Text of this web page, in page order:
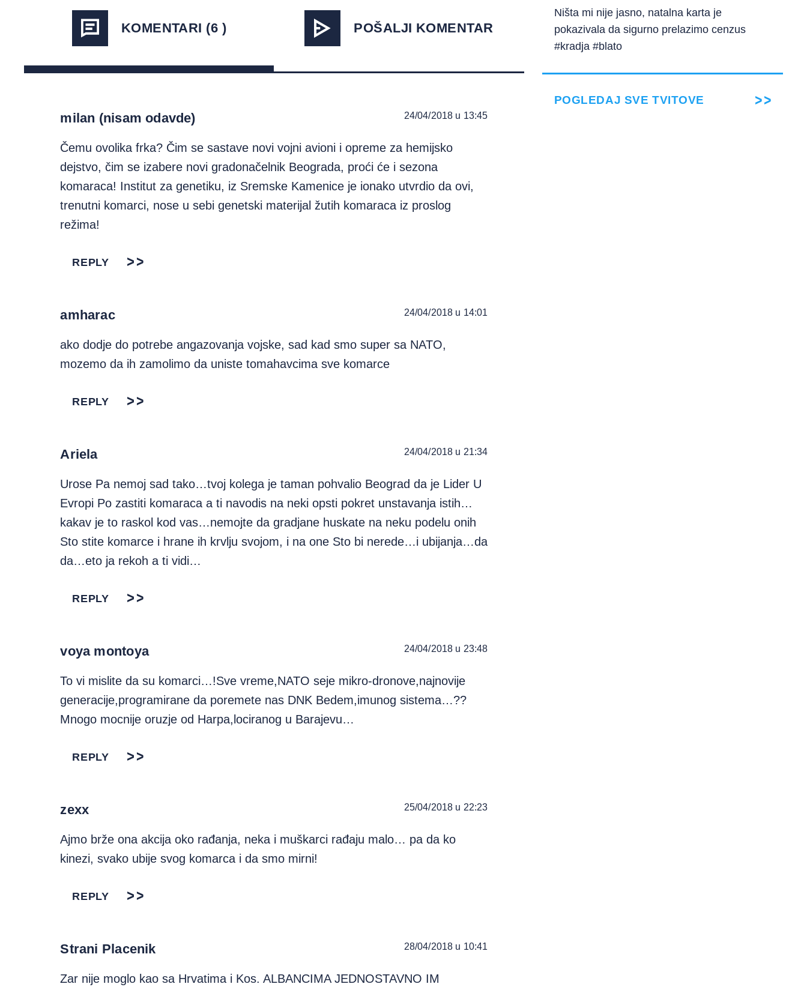
KOMENTARI (6 ) POŠALJI KOMENTAR
milan (nisam odavde) 24/04/2018 u 13:45
Čemu ovolika frka? Čim se sastave novi vojni avioni i opreme za hemijsko
dejstvo, čim se izabere novi gradonačelnik Beograda, proći će i sezona
komaraca! Institut za genetiku, iz Sremske Kamenice je ionako utvrdio da ovi,
trenutni komarci, nose u sebi genetski materijal žutih komaraca iz proslog
režima!
REPLY
amharac 24/04/2018 u 14:01
ako dodje do potrebe angazovanja vojske, sad kad smo super sa NATO,
mozemo da ih zamolimo da uniste tomahavcima sve komarce
REPLY
Ariela 24/04/2018 u 21:34
Urose Pa nemoj sad tako…tvoj kolega je taman pohvalio Beograd da je Lider U
Evropi Po zastiti komaraca a ti navodis na neki opsti pokret unstavanja istih…
kakav je to raskol kod vas…nemojte da gradjane huskate na neku podelu onih
Sto stite komarce i hrane ih krvlju svojom, i na one Sto bi nerede…i ubijanja…da
da…eto ja rekoh a ti vidi…
REPLY
voya montoya 24/04/2018 u 23:48
To vi mislite da su komarci…!Sve vreme,NATO seje mikro-dronove,najnovije
generacije,programirane da poremete nas DNK Bedem,imunog sistema…??
Mnogo mocnije oruzje od Harpa,lociranog u Barajevu…
REPLY
zexx 25/04/2018 u 22:23
Ajmo brže ona akcija oko rađanja, neka i muškarci rađaju malo… pa da ko
kinezi, svako ubije svog komarca i da smo mirni!
REPLY
Strani Placenik 28/04/2018 u 10:41
Zar nije moglo kao sa Hrvatima i Kos. ALBANCIMA JEDNOSTAVNO IM
Ništa mi nije jasno, natalna karta je
pokazivala da sigurno prelazimo cenzus
#kradja #blato
POGLEDAJ SVE TVITOVE